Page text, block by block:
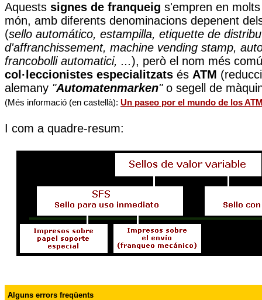
Aquests signes de franqueig s'empren en
món, amb diferents denominacions depenent
(sello automático, estampilla, etiquette de
d'affranchissement, machine vending stamp,
francobolli automatici, ...), però el nom més
col·leccionistes especialitzats és ATM
alemany "Automatenmarken"o segell de
(Més informació (en castellà): Un paseo por el mundo de los
I com a quadre-resum:
Alguns errors freqüents